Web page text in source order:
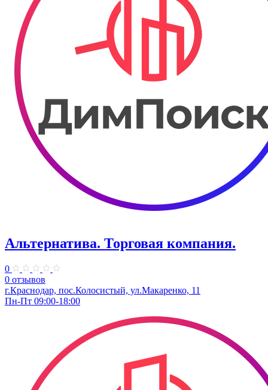
Альтернатива. Торговая компания.
0
0 отзывов
г.Краснодар, пос.Колосистый, ул.Макаренко, 11
Пн-Пт 09:00-18:00